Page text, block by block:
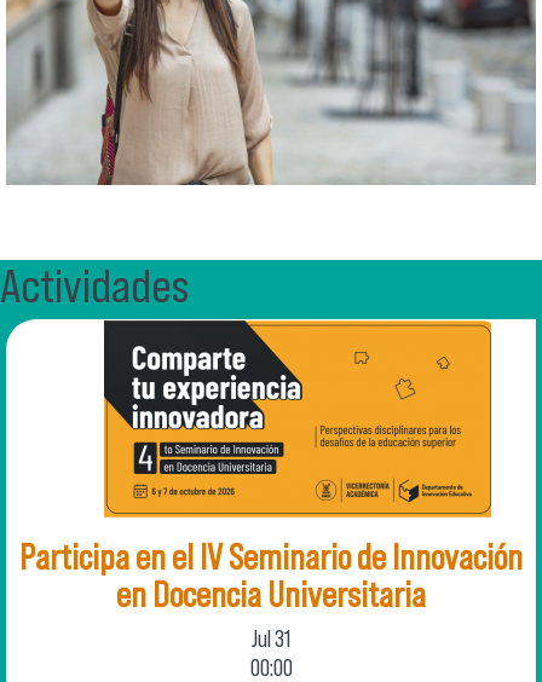
Actividades
Participa en el IV Seminario de Innovación
en Docencia Universitaria
Jul31
00:00